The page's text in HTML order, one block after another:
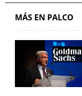
MÁS EN PALCO